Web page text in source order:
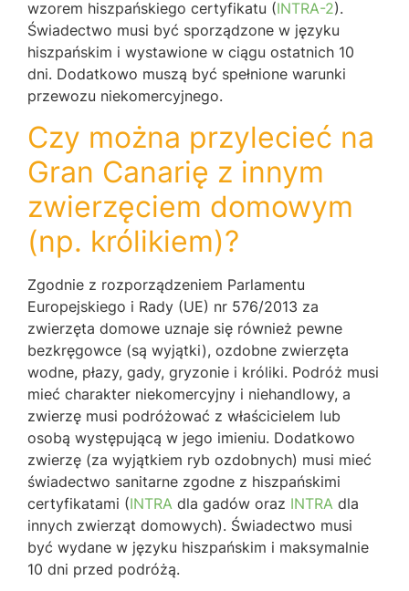
wzorem hiszpańskiego certyfikatu (INTRA-2).
Świadectwo musi być sporządzone w języku
hiszpańskim i wystawione w ciągu ostatnich 10
dni. Dodatkowo muszą być spełnione warunki
przewozu niekomercyjnego.
Czy można przylecieć na
Gran Canarię z innym
zwierzęciem domowym
(np. królikiem)?
Zgodnie z rozporządzeniem Parlamentu
Europejskiego i Rady (UE) nr 576/2013 za
zwierzęta domowe uznaje się również pewne
bezkręgowce (są wyjątki), ozdobne zwierzęta
wodne, płazy, gady, gryzonie i króliki. Podróż musi
mieć charakter niekomercyjny i niehandlowy, a
zwierzę musi podróżować z właścicielem lub
osobą występującą w jego imieniu. Dodatkowo
zwierzę (za wyjątkiem ryb ozdobnych) musi mieć
świadectwo sanitarne zgodne z hiszpańskimi
certyfikatami (INTRA dla gadów oraz INTRA dla
innych zwierząt domowych). Świadectwo musi
być wydane w języku hiszpańskim i maksymalnie
10 dni przed podróżą.